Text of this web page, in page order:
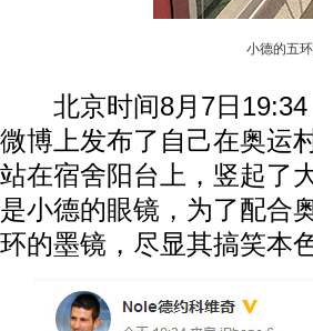
小德的五
北京时间8月7日19:34
微博上发布了自己在奥运
站在宿舍阳台上，竖起了
是小德的眼镜，为了配合
环的墨镜，尽显其搞笑本色